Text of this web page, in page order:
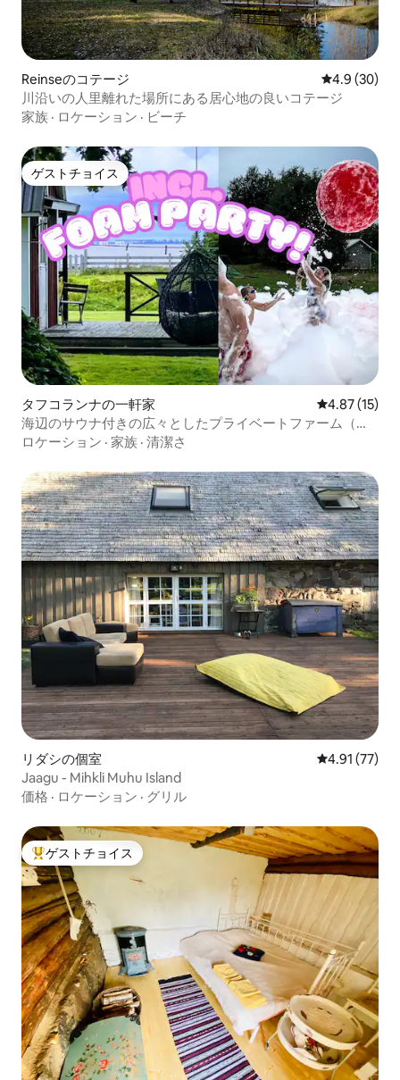
Reinseのコテージ レビュー30
4.9 (30)
川沿いの人里離れた場所にある居心地の良いコテージ
家族 · ロケーション · ビーチ
ゲストチョイス
ゲストチョイス
タフコランナの一軒家 レビュー15
4.87 (15)
海辺のサウナ付きの広々としたプライベートファーム（家
族向け）
ロケーション · 家族 · 清潔さ
リダシの個室 レビュー77
4.91 (77)
Jaagu - Mihkli Muhu Island
価格 · ロケーション · グリル
大好評のゲストチョイスです。
ゲストチョイス